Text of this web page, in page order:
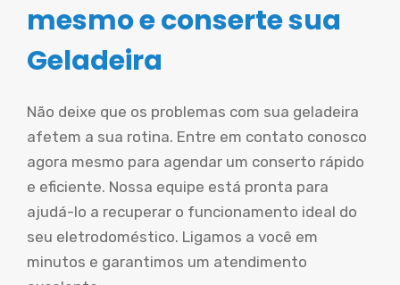
mesmo e conserte sua
Geladeira
Não deixe que os problemas com sua geladeira
afetem a sua rotina. Entre em contato conosco
agora mesmo para agendar um conserto rápido
e eficiente. Nossa equipe está pronta para
ajudá-lo a recuperar o funcionamento ideal do
seu eletrodoméstico. Ligamos a você em
minutos e garantimos um atendimento